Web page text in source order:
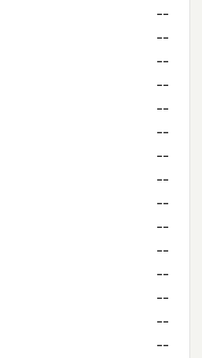
--
--
--
--
--
--
--
--
--
--
--
--
--
--
--